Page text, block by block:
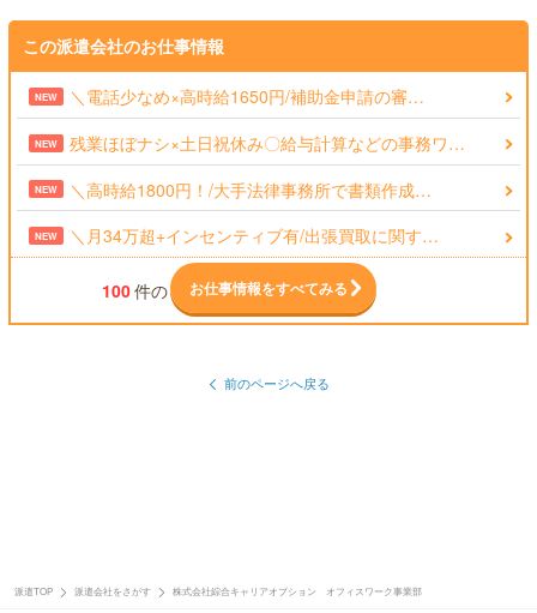
この派遣会社のお仕事情報
NEW ＼電話少なめ×高時給1650円/補助金申請の審…
NEW 残業ほぼナシ×土日祝休み〇給与計算などの事務ワ…
NEW ＼高時給1800円！/大手法律事務所で書類作成…
NEW ＼月34万超+インセンティブ有/出張買取に関す…
100件の お仕事情報をすべてみる
前のページへ戻る
派遣TOP 派遣会社をさがす 株式会社綜合キャリアオプション オフィスワーク事業部